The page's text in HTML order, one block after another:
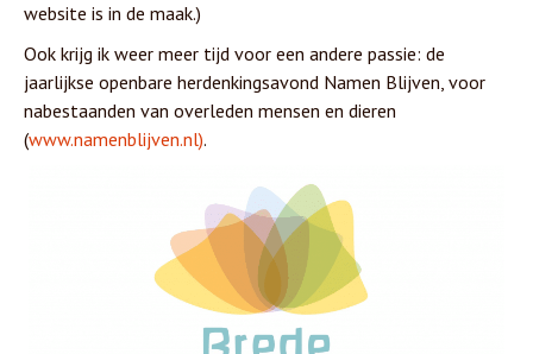
website is in de maak.)
Ook krijg ik weer meer tijd voor een andere passie: de
jaarlijkse openbare herdenkingsavond Namen Blijven, voor
nabestaanden van overleden mensen en dieren
(www.namenblijven.nl).